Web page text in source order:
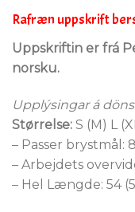
Rafræn uppskrift
Uppskriftin er frá
norsku.
Upplýsingar á
Størrelse: S (M) L
– Passer brystmål:
– Arbejdets
– Hel Længde: 54